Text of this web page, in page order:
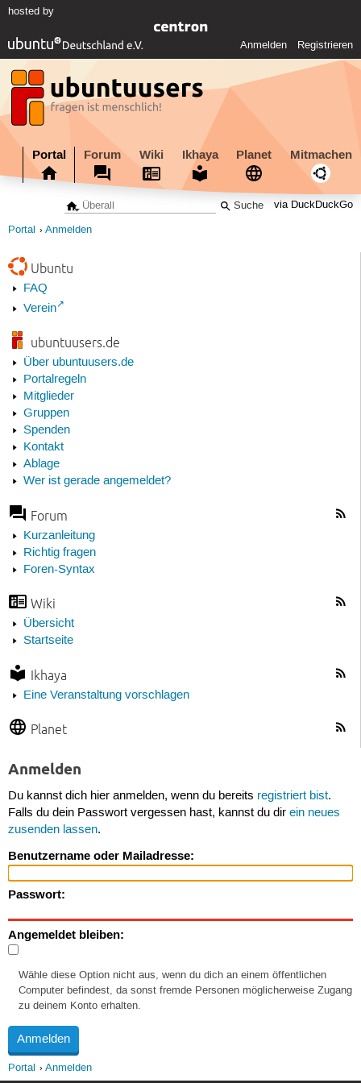
hosted by
Anmelden Registrieren
Portal Forum Wiki Ikhaya Planet Mitmachen
via DuckDuckGo
Portal Anmelden
Ubuntu
FAQ
Verein
ubuntuusers.de
Über ubuntuusers.de
Portalregeln
Mitglieder
Gruppen
Spenden
Kontakt
Ablage
Wer ist gerade angemeldet?
Forum
Kurzanleitung
Richtig fragen
Foren-Syntax
Wiki
Übersicht
Startseite
Ikhaya
Eine Veranstaltung vorschlagen
Planet
Anmelden
Du kannst dich hier anmelden, wenn du bereits registriert bist.
Falls du dein Passwort vergessen hast, kannst du dir ein neues
zusenden lassen.
Benutzername oder Mailadresse:
Passwort:
Angemeldet bleiben:
Wähle diese Option nicht aus, wenn du dich an einem öffentlichen
Computer befindest, da sonst fremde Personen möglicherweise Zugang
zu deinem Konto erhalten.
Portal Anmelden